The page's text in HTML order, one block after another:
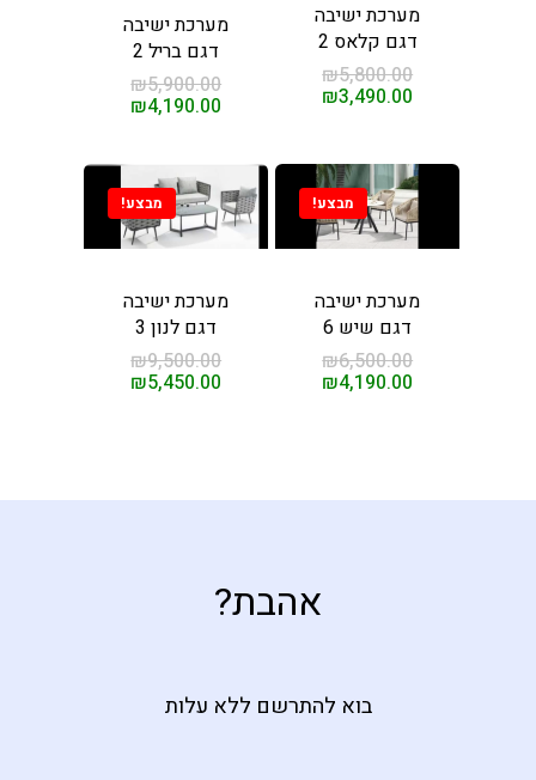
מערכת ישיבה
דגם קלאס 2
₪5,800.00
₪3,490.00
מערכת ישיבה
דגם בריל 2
₪5,900.00
₪4,190.00
מבצע!
מערכת ישיבה
דגם שיש 6
₪6,500.00
₪4,190.00
מבצע!
מערכת ישיבה
דגם לנון 3
₪9,500.00
₪5,450.00
אהבת?
בוא להתרשם ללא עלות
אוכלטלוויזיה
עיסוי
לסלון
מנהלים